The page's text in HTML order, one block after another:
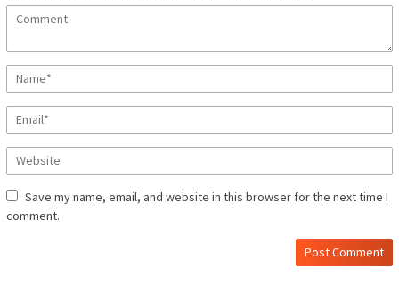
Save my name, email, and website in this browser for the next time I
comment.